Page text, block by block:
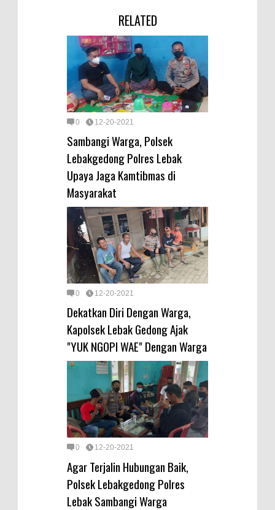
RELATED
0 12-20-2021
Sambangi Warga, Polsek
Lebakgedong Polres Lebak
Upaya Jaga Kamtibmas di
Masyarakat
0 12-20-2021
Dekatkan Diri Dengan Warga,
Kapolsek Lebak Gedong Ajak
"YUK NGOPI WAE" Dengan Warga
0 12-20-2021
Agar Terjalin Hubungan Baik,
Polsek Lebakgedong Polres
Lebak Sambangi Warga